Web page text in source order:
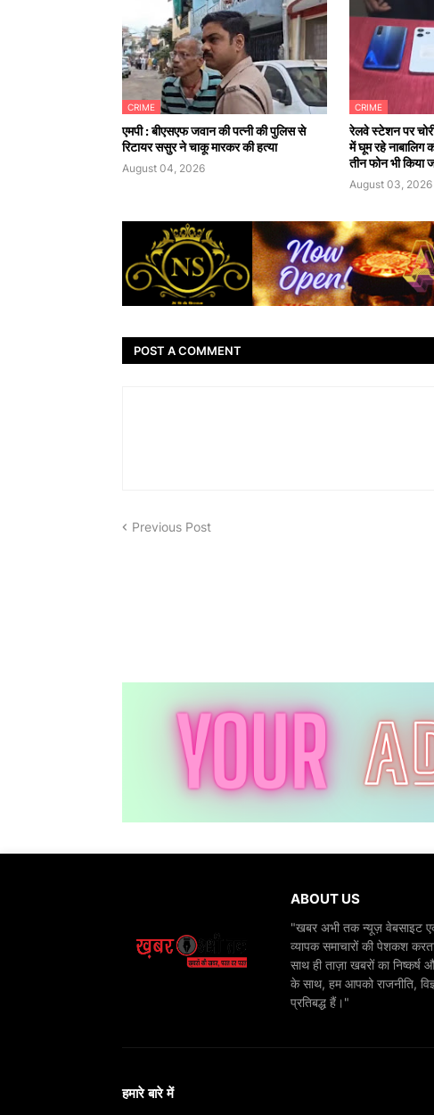
CRIME
एमपी : बीएसएफ जवान की पत्नी की पुलिस से
रिटायर ससुर ने चाकू मारकर की हत्या
August 04, 2026
CRIME
रेलवे स्टेशन पर
में घूम रहे नाबालिग
तीन फोन भी किया
August 03, 2026
POST A COMMENT
Previous Post
ABOUT US
"खबर अभी तक न्यूज़ वेबसाइट एक
व्यापक समाचारों की पेशकश
साथ ही ताज़ा खबरों का निष्कर्ष
के साथ, हम आपको राजनीति,
प्रतिबद्ध हैं।"
हमारे बारे में